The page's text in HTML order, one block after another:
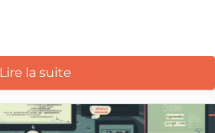
Lire la suite